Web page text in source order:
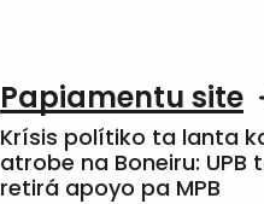
Papiamentu site
Krísis polítiko ta lanta
atrobe na Boneiru: UPB
retirá apoyo pa MPB